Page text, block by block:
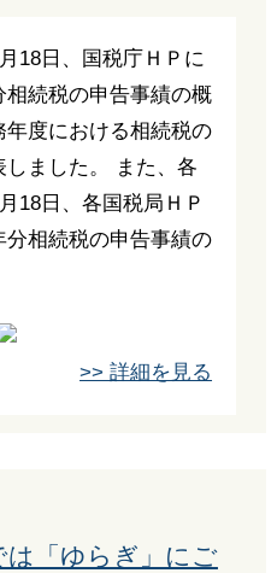
18日、国税庁ＨＰに
続税の申告事績の概
度における相続税の
ました。 また、各
18日、各国税局ＨＰ
相続税の申告事績の
>> 詳細を見る
は「ゆらぎ」にご